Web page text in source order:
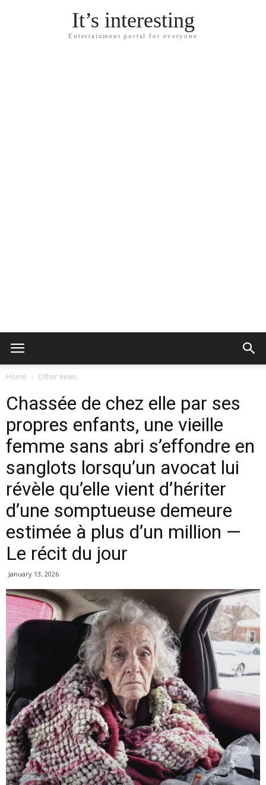
It’s interesting
Entertainment portal for everyone
Home Other news
Chassée de chez elle par ses
propres enfants, une vieille
femme sans abri s’effondre en
sanglots lorsqu’un avocat lui
révèle qu’elle vient d’hériter
d’une somptueuse demeure
estimée à plus d’un million —
Le récit du jour
January 13, 2026